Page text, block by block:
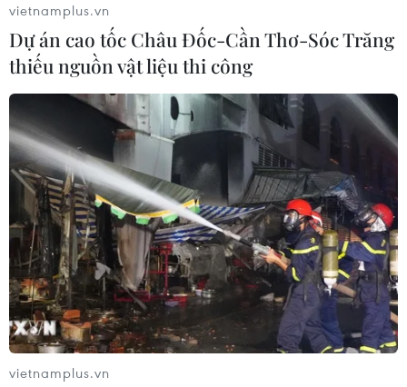
vietnamplus.vn
Dự án cao tốc Châu Đốc-Cần Thơ-Sóc Trăng
thiếu nguồn vật liệu thi công
vietnamplus.vn